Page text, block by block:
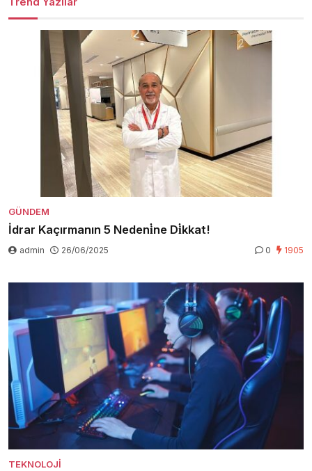
GÜNDEM
İdrar Kaçırmanın 5 Nedeni̇ne Di̇kkat!
admin 26/06/2025 0 1905
TEKNOLOJI